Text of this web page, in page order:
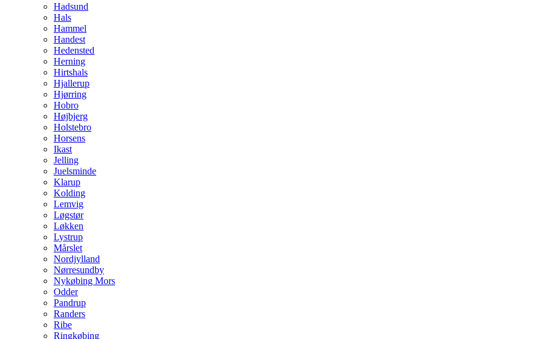
Hadsund
Hals
Hammel
Handest
Hedensted
Herning
Hirtshals
Hjallerup
Hjørring
Hobro
Højbjerg
Holstebro
Horsens
Ikast
Jelling
Juelsminde
Klarup
Kolding
Lemvig
Løgstør
Løkken
Lystrup
Mårslet
Nordjylland
Nørresundby
Nykøbing Mors
Odder
Pandrup
Randers
Ribe
Ringkøbing